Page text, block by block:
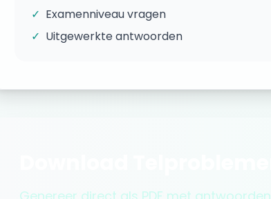
✓ Examenniveau vragen
✓ Uitgewerkte antwoorden